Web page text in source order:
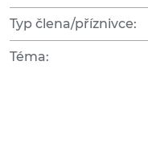
Typ člena/příznivce:
Téma: